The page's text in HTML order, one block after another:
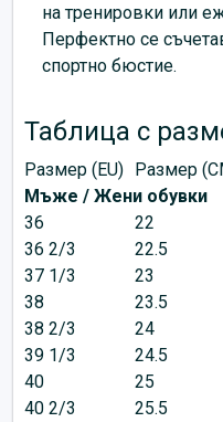
на тренировки или
Перфектно се
спортно бюстие.
Таблица с
Размер (EU) Размер
Мъже / Жени обувки
36
22
36 2/3
22.5
37 1/3
23
38
23.5
38 2/3
24
39 1/3
24.5
40
25
40 2/3
25.5